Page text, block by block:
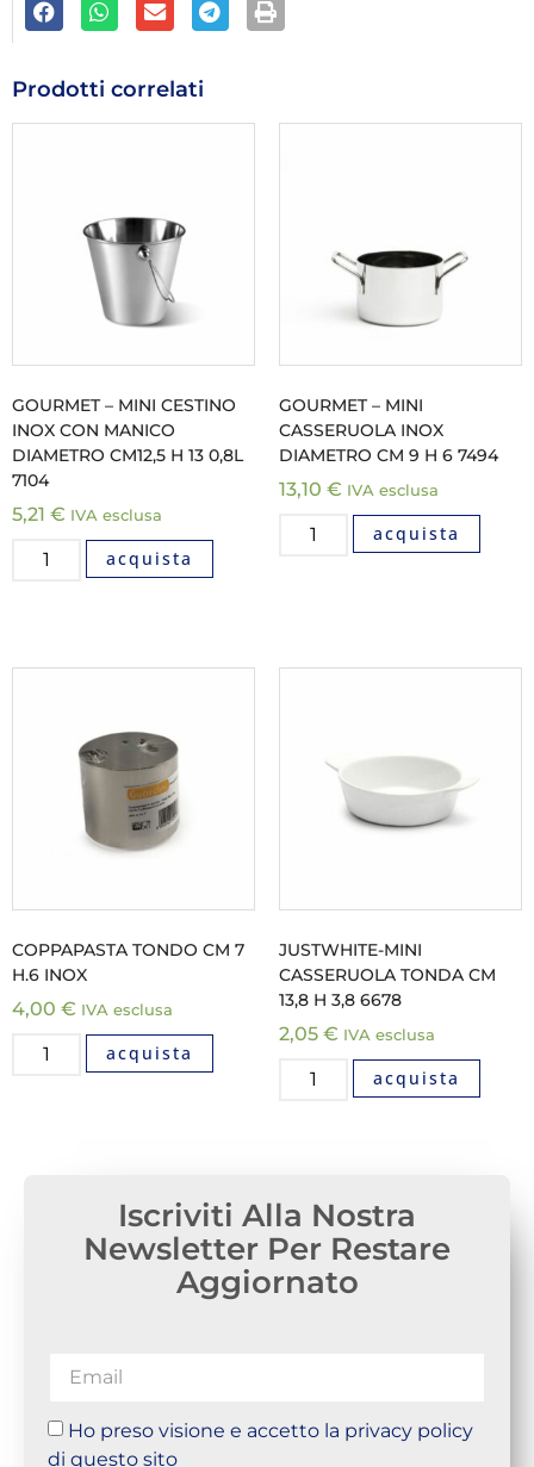
Prodotti correlati
GOURMET – MINI CESTINO
INOX CON MANICO
DIAMETRO CM12,5 H 13 0,8L
7104
5,21 € IVA esclusa
acquista
GOURMET – MINI
CASSERUOLA INOX
DIAMETRO CM 9 H 6 7494
13,10 € IVA esclusa
acquista
COPPAPASTA TONDO CM 7
H.6 INOX
4,00 € IVA esclusa
acquista
JUSTWHITE-MINI
CASSERUOLA TONDA CM
13,8 H 3,8 6678
2,05 € IVA esclusa
acquista
Iscriviti Alla Nostra
Newsletter Per Restare
Aggiornato
Ho preso visione e accetto la privacy policy
di questo sito